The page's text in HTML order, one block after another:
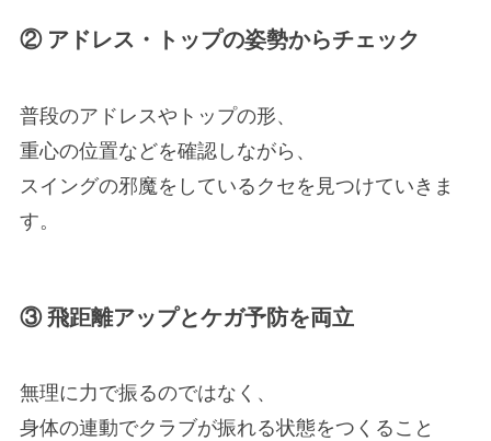
② アドレス・トップの姿勢からチェック
普段のアドレスやトップの形、
重心の位置などを確認しながら、
スイングの邪魔をしているクセを見つけていきま
す。
③ 飛距離アップとケガ予防を両立
無理に力で振るのではなく、
身体の連動でクラブが振れる状態をつくること